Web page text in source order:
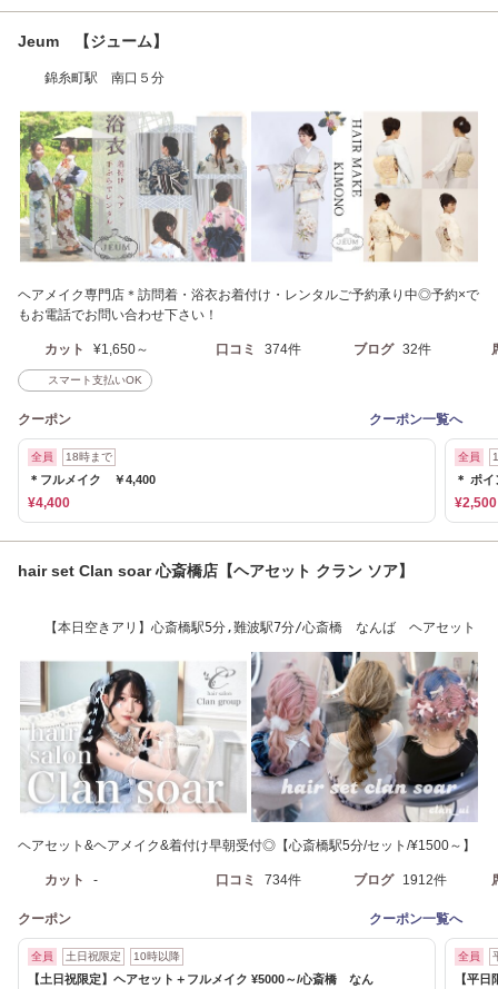
Jeum 【ジューム】
錦糸町駅 南口５分
ヘアメイク専門店＊訪問着・浴衣お着付け・レンタルご予約承り中◎予約×で
もお電話でお問い合わせ下さい！
カット ¥1,650～ 口コミ 374件 ブログ 32件
スマート支払いOK
クーポン クーポン一覧へ
全員 18時まで
＊フルメイク ￥4,400
¥4,400
全員
＊ ポ
¥2,500
hair set Clan soar 心斎橋店【ヘアセット クラン ソア】
【本日空きアリ】心斎橋駅5分,難波駅7分/心斎橋 なんば ヘアセット
ヘアセット&ヘアメイク&着付け早朝受付◎【心斎橋駅5分/セット/¥1500～】
カット - 口コミ 734件 ブログ 1912件
クーポン クーポン一覧へ
全員 土日祝限定 10時以降
【土日祝限定】ヘアセット＋フルメイク ¥5000～/心斎橋 なん
全員
【平